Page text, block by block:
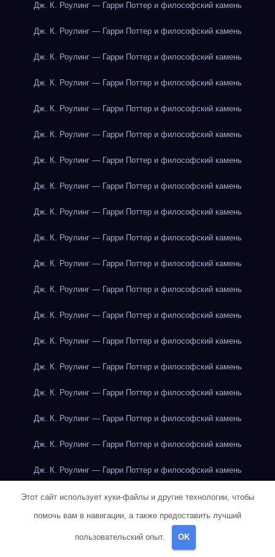
Дж. К. Роулинг — Гарри Поттер и философский камень
Дж. К. Роулинг — Гарри Поттер и философский камень
Дж. К. Роулинг — Гарри Поттер и философский камень
Дж. К. Роулинг — Гарри Поттер и философский камень
Дж. К. Роулинг — Гарри Поттер и философский камень
Дж. К. Роулинг — Гарри Поттер и философский камень
Дж. К. Роулинг — Гарри Поттер и философский камень
Дж. К. Роулинг — Гарри Поттер и философский камень
Дж. К. Роулинг — Гарри Поттер и философский камень
Дж. К. Роулинг — Гарри Поттер и философский камень
Дж. К. Роулинг — Гарри Поттер и философский камень
Дж. К. Роулинг — Гарри Поттер и философский камень
Дж. К. Роулинг — Гарри Поттер и философский камень
Дж. К. Роулинг — Гарри Поттер и философский камень
Дж. К. Роулинг — Гарри Поттер и философский камень
Дж. К. Роулинг — Гарри Поттер и философский камень
Дж. К. Роулинг — Гарри Поттер и философский камень
Дж. К. Роулинг — Гарри Поттер и философский камень
Дж. К. Роулинг — Гарри Поттер и философский камень
Дж. К. Роулинг — Гарри Поттер и философский камень
Дж. Р. Р. Толкин — Властелин колец
Дж. Р. Р. Толкин — Властелин колец
Этот сайт использует куки-файлы и другие технологии, чтобы
помочь вам в навигации, а также предоставить лучший
пользовательский опыт. OK